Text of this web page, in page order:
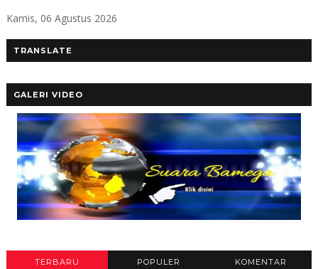
Kamis, 06 Agustus 2026
TRANSLATE
GALERI VIDEO
TERBARU POPULER KOMENTAR